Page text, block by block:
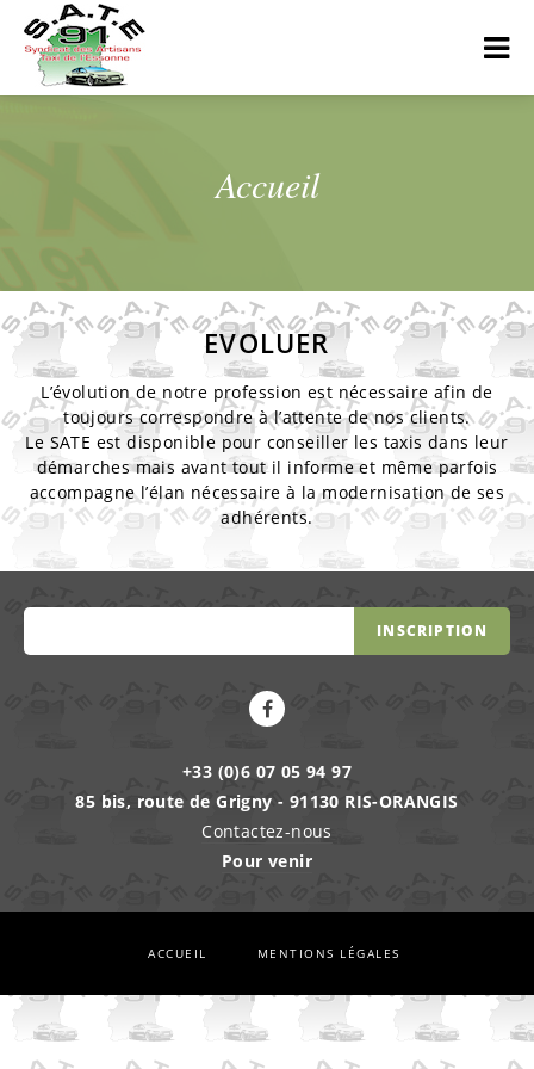
Accueil
EVOLUER
L’évolution de notre profession est nécessaire afin de
toujours correspondre à l’attente de nos clients.
Le SATE est disponible pour conseiller les taxis dans leur
démarches mais avant tout il informe et même parfois
accompagne l’élan nécessaire à la modernisation de ses
adhérents.
INSCRIPTION
+33 (0)6 07 05 94 97
85 bis, route de Grigny - 91130 RIS-ORANGIS
Contactez-nous
Pour venir
ACCUEIL MENTIONS LÉGALES